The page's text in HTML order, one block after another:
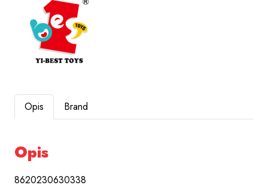
Opis Brand
Opis
8620230630338